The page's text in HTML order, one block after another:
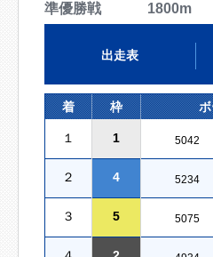
準優勝戦 1800m
出走表
着 枠
１ 1 5042
２ 4 5234
３ 5 5075